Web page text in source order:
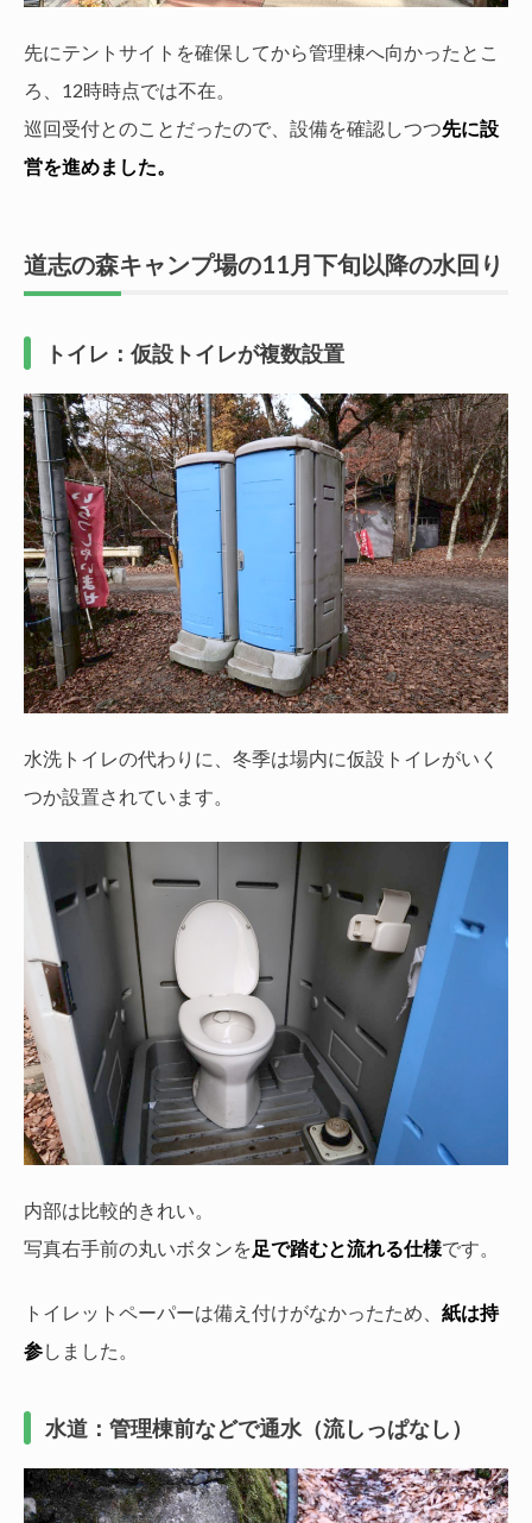
先にテントサイトを確保してから管理棟へ向かったとこ
ろ、12時時点では不在。
巡回受付とのことだったので、設備を確認しつつ先に設
営を進めました。
道志の森キャンプ場の11月下旬以降の水回り
トイレ：仮設トイレが複数設置
水洗トイレの代わりに、冬季は場内に仮設トイレがいく
つか設置されています。
内部は比較的きれい。
写真右手前の丸いボタンを足で踏むと流れる仕様です。
トイレットペーパーは備え付けがなかったため、 紙は持
参しました。
水道：管理棟前などで通水（流しっぱなし）